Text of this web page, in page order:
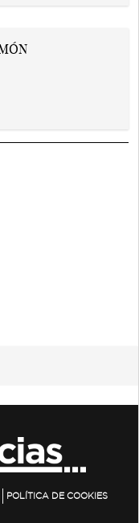
POLÍTICA DE COOKIES